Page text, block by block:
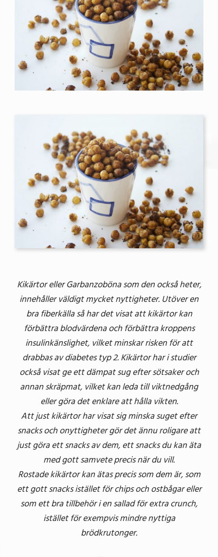
Kikärtor eller Garbanzoböna som den också heter,
innehåller väldigt mycket nyttigheter. Utöver en
bra fiberkälla så har det visat att kikärtor kan
förbättra blodvärdena och förbättra kroppens
insulinkänslighet, vilket minskar risken för att
drabbas av diabetes typ 2. Kikärtor har i studier
också visat ge ett dämpat sug efter sötsaker och
annan skräpmat, vilket kan leda till viktnedgång
eller göra det enklare att hålla vikten.
Att just kikärtor har visat sig minska suget efter
snacks och onyttigheter gör det ännu roligare att
just göra ett snacks av dem, ett snacks du kan äta
med gott samvete precis när du vill.
Rostade kikärtor kan ätas precis som dem är, som
ett gott snacks istället för chips och ostbågar eller
som ett bra tillbehör i en sallad för extra crunch,
istället för exempvis mindre nyttiga
brödkrutonger.